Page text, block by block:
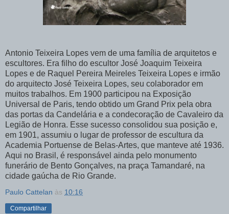
Antonio Teixeira Lopes vem de uma família de arquitetos e
escultores. Era filho do escultor José Joaquim Teixeira
Lopes e de Raquel Pereira Meireles Teixeira Lopes e irmão
do arquitecto José Teixeira Lopes, seu colaborador em
muitos trabalhos. Em 1900 participou na Exposição
Universal de Paris, tendo obtido um Grand Prix pela obra
das portas da Candelária e a condecoração de Cavaleiro da
Legião de Honra. Esse sucesso consolidou sua posição e,
em 1901, assumiu o lugar de professor de escultura da
Academia Portuense de Belas-Artes, que manteve até 1936.
Aqui no Brasil, é responsável ainda pelo monumento
funerário de Bento Gonçalves, na praça Tamandaré, na
cidade gaúcha de Rio Grande.
Paulo Cattelan às 10:16
Compartilhar